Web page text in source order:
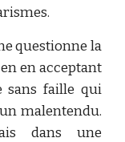
questionne la
en acceptant
sans faille qui
malentendu.
dans une